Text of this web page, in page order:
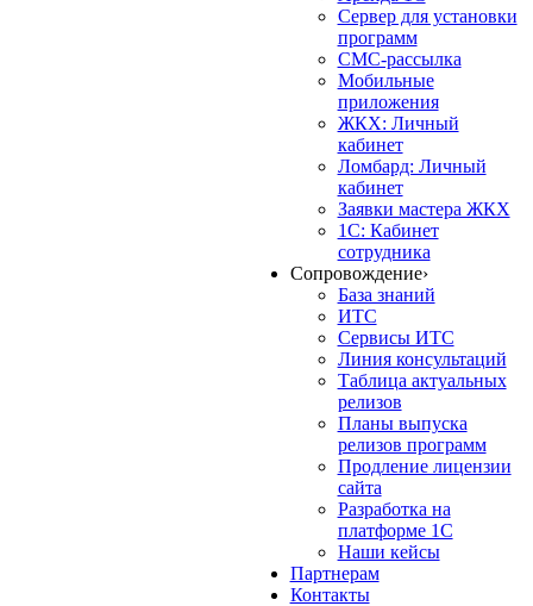
Сервер для установки
программ
СМС-рассылка
Мобильные
приложения
ЖКХ: Личный
кабинет
Ломбард: Личный
кабинет
Заявки мастера ЖКХ
1С: Кабинет
сотрудника
Сопровождение›
База знаний
ИТС
Сервисы ИТС
Линия консультаций
Таблица актуальных
релизов
Планы выпуска
релизов программ
Продление лицензии
сайта
Разработка на
платформе 1С
Наши кейсы
Партнерам
Контакты